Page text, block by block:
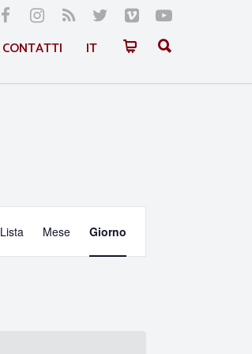
CONTATTI IT
Evento
Viste
Lista Mese Giorno